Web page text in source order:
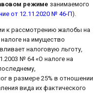
режиме занимаемого
от 12.11.2020 № 46-П).
к рассмотрению жалобы на
на имущество
налоговую льготу,
№ 64 «О налоге на
в размере 25% в отношении
вида их фактического